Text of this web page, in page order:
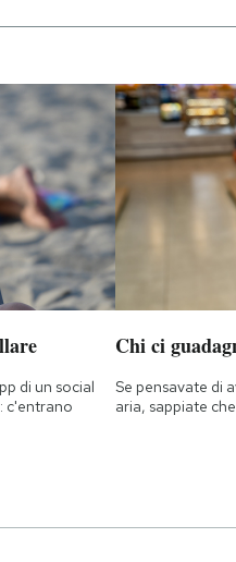
di un social
c'entrano
Chi ci
Se pensavate di
aria, sappiate